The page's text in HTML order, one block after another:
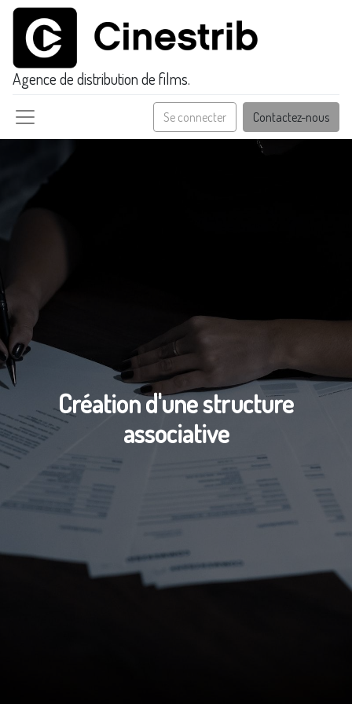
Agence de distribution de films.
Se connecter Contactez-nous
Création d'une structure
associative